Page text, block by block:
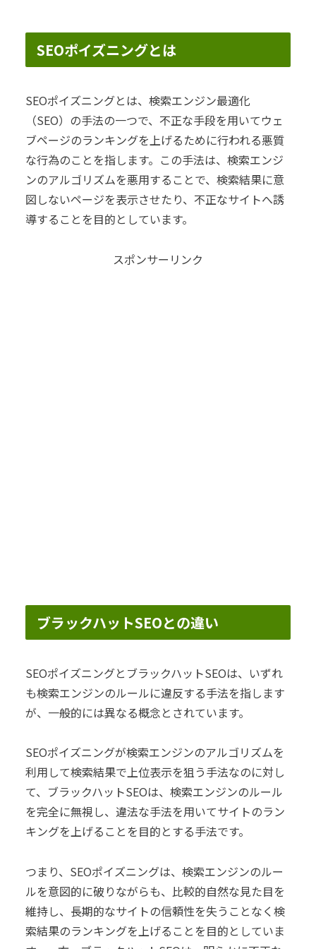
SEOポイズニングとは
SEOポイズニングとは、検索エンジン最適化
（SEO）の手法の一つで、不正な手段を用いてウェ
ブページのランキングを上げるために行われる悪質
な行為のことを指します。この手法は、検索エンジ
ンのアルゴリズムを悪用することで、検索結果に意
図しないページを表示させたり、不正なサイトへ誘
導することを目的としています。
スポンサーリンク
ブラックハットSEOとの違い
SEOポイズニングとブラックハットSEOは、いずれ
も検索エンジンのルールに違反する手法を指します
が、一般的には異なる概念とされています。
SEOポイズニングが検索エンジンのアルゴリズムを
利用して検索結果で上位表示を狙う手法なのに対し
て、ブラックハットSEOは、検索エンジンのルール
を完全に無視し、違法な手法を用いてサイトのラン
キングを上げることを目的とする手法です。
つまり、SEOポイズニングは、検索エンジンのルー
ルを意図的に破りながらも、比較的自然な見た目を
維持し、長期的なサイトの信頼性を失うことなく検
索結果のランキングを上げることを目的としていま